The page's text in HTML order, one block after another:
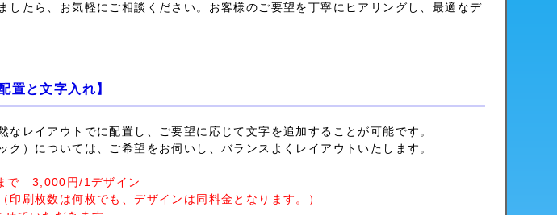
したら、お気軽にご相談ください。お客様のご要望を丁寧にヒアリングし、最適なデ
置と文字入れ】
なレイアウト でに配置し、ご要望に応じて文字を追加することが可能です。
ク）については、ご希望をお伺いし、バランスよくレイアウトいたします。
で 3,000円/1デザイン
刷枚数は何枚でも、デザインは同料金となります。）